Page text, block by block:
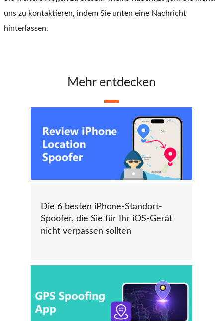
uns zu kontaktieren, indem Sie unten eine Nachricht
hinterlassen.
Mehr entdecken
Die 6 besten iPhone-Standort-
Spoofer, die Sie für Ihr iOS-Gerät
nicht verpassen sollten